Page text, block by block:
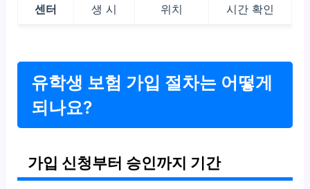
센터
생 시
위치
시간 확인
유학생 보험 가입 절차는 어떻게
되나요?
가입 신청부터 승인까지 기간